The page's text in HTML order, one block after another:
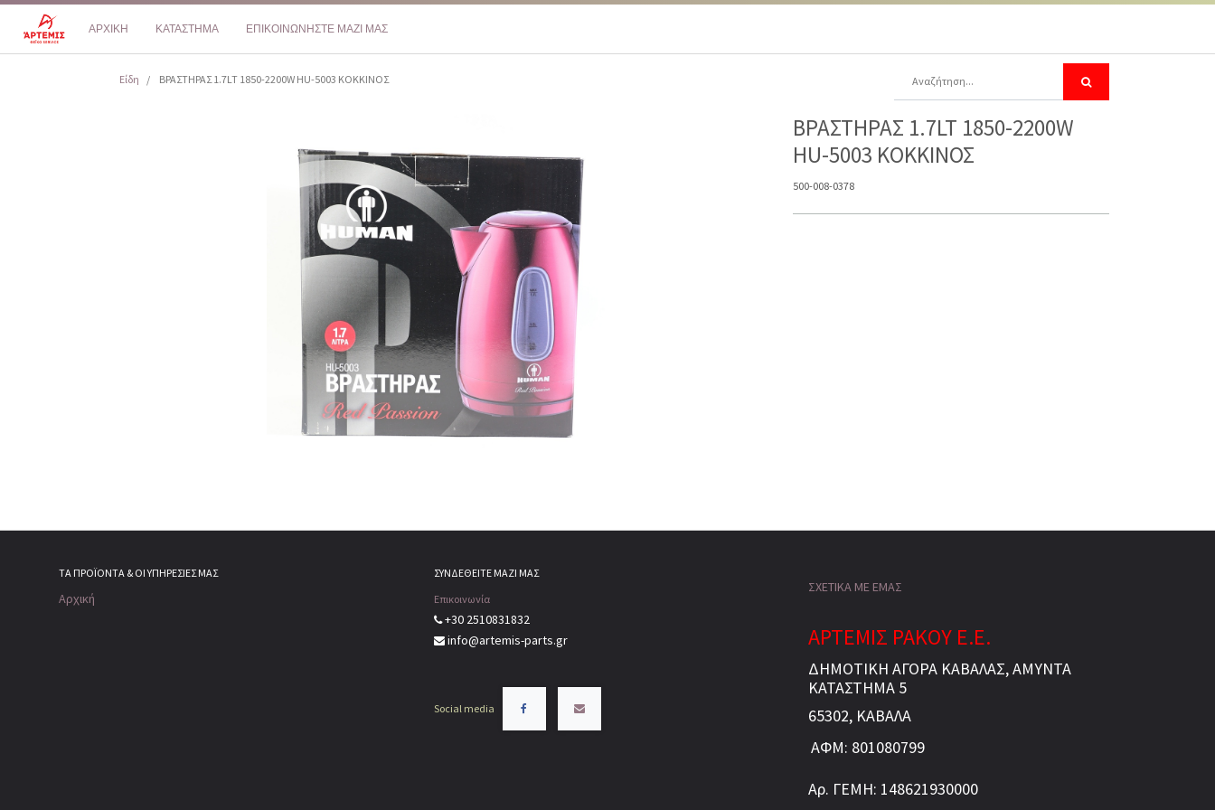
ΑΡΧΙΚΗ ΚΑΤΑΣΤΗΜΑ ΕΠΙΚΟΙΝΩΝΗΣΤΕ ΜΑΖΙ ΜΑΣ
Είδη ΒΡΑΣΤΗΡΑΣ 1.7LT 1850-2200W HU-5003 KOKKΙΝΟΣ
ΒΡΑΣΤΗΡΑΣ 1.7LT 1850-2200W
HU-5003 KOKKΙΝΟΣ
500-008-0378
ΤΑ ΠΡΟΪΌΝΤΑ & ΟΙ ΥΠΗΡΕΣΊΕΣ ΜΑΣ
Αρχική
ΣΥΝΔΕΘΕΙΤΕ ΜΑΖΙ ΜΑΣ
Επικοινωνία
+30 2510831832
info@artemis-parts.gr
Social media
ΣΧΕΤΙΚΑ ΜΕ ΕΜΑΣ
ΑΡΤΕΜΙΣ ΡΑΚΟΥ Ε.Ε.
ΔΗΜΟΤΙΚΗ ΑΓΟΡΑ ΚΑΒΑΛΑΣ, ΑΜΥΝΤΑ
ΚΑΤΑΣΤΗΜΑ 5
65302, ΚΑΒΑΛΑ
ΑΦΜ: 801080799
Αρ. ΓΕΜΗ: 148621930000